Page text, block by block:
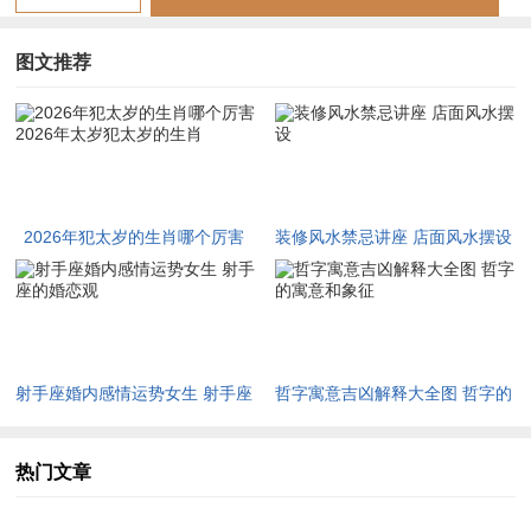
自刑太岁更添一层郁结。午为自刑，刑主动伤与内心矛盾，是为
犹如一人同时骑乘两匹背道而驰的烈马，精神紧绷，无端起烦
相叠，容易有血压陡升，心悸不宁、眼底充血，失眠头痛乃至血
光手术之应，火旺必盗木气，木为肝胆，故而此生肖本年亦多肝
肩夺财之象极为明显，午为阳刃，需七杀水星以制权，若无官杀
损折钱财，往往是已入囊中之利转眼成空。
图文推荐
2026年犯太岁的生肖哪个厉害
2026年太岁犯太岁的生肖
装修风水禁忌讲座 店面风水摆设
射手座婚内感情运势女生 射手座
哲字寓意吉凶解释大全图 哲字的
热门文章